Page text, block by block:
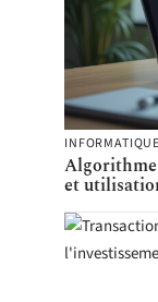
INFORMATIQUE
et